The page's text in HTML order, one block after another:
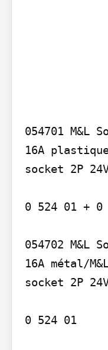
054701 M&L
16A
socket 2P
0 524 01 + 0
054702 M&L
16A métal/
socket 2P
0 524 01